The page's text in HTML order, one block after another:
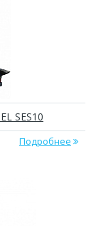
SES10
Подробнее